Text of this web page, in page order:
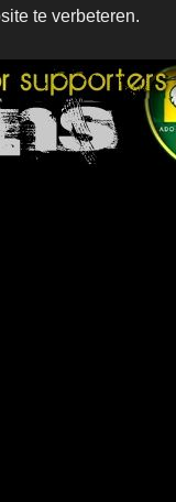
te verbeteren.